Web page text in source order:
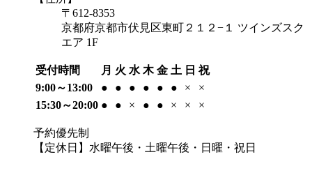
〒612-8353
京都府京都市伏見区東町２１２−１ ツインズスク
エア 1F
受付時間 月 火 水 木 金 土 日 祝
9:00～13:00
● ● ● ● ● ● ×
×
15:30～20:00 ● ● × ● ● × × ×
予約優先制
【定休日】水曜午後・土曜午後・日曜・祝日